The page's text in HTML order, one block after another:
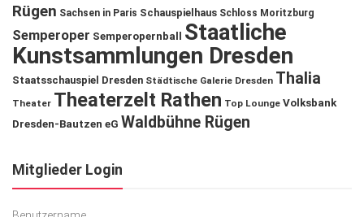
Rügen Sachsen in Paris Schauspielhaus Schloss Moritzburg
Semperoper Semperopernball
Staatliche
Kunstsammlungen Dresden
Staatsschauspiel Dresden Städtische Galerie Dresden Thalia
Theater Theaterzelt Rathen Top Lounge Volksbank
Dresden-Bautzen eG Waldbühne Rügen
Mitglieder Login